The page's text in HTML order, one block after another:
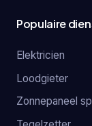
Populaire
Elektricien
Loodgieter
Zonnepaneel